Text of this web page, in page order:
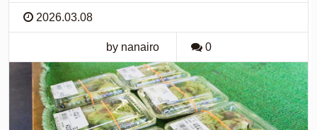
2026.03.08
by nanairo 0